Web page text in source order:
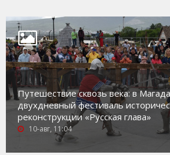
Путешествие сквозь века: в
двухдневный фестиваль
реконструкции «Русская глава»
10-авг, 11:04